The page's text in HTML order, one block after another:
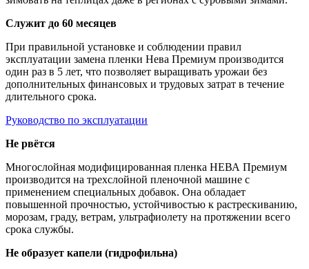
Служит до 60 месяцев
При правильной установке и соблюдении правил
эксплуатации замена пленки Нева Премиум производится
один раз в 5 лет, что позволяет выращивать урожаи без
дополнительных финансовых и трудовых затрат в течение
длительного срока.
Руководство по эксплуатации
Не рвётся
Многослойная модифицированная пленка НЕВА Премиум
производится на трехслойной пленочной машине с
применением специальных добавок. Она обладает
повышенной прочностью, устойчивостью к растрескиванию,
морозам, граду, ветрам, ультрафиолету на протяжении всего
срока службы.
Не образует капели (гидрофильна)